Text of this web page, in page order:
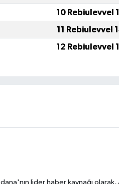
10 Rebiulevvel
11 Rebiulevvel
12 Rebiulevvel
lider haber kaynağı olarak,